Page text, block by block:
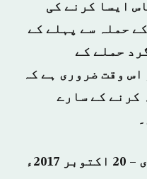
ایسا کرنے کی
حملہ سے پہلے کے
حملے کے
وقت ضروری ہے کہ
کرنے کے سارے
جمعہ – 30 محرم 1439 ہجری – 20 اكتوبر 2017ء